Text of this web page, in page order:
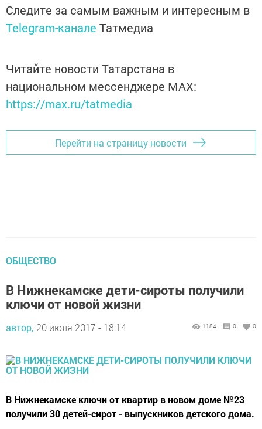
Следите за самым важным и интересным в
Telegram-канале Татмедиа
Читайте новости Татарстана в
национальном мессенджере MАХ:
https://max.ru/tatmedia
Перейти на страницу новости
ОБЩЕСТВО
В Нижнекамске дети-сироты получили
ключи от новой жизни
автор, 20 июля 2017 - 18:14 1184 0 0
В Нижнекамске ключи от квартир в новом доме №23
получили 30 детей-сирот - выпускников детского дома.